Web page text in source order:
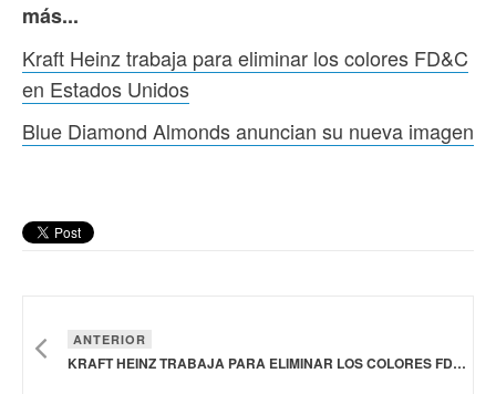
más...
Kraft Heinz trabaja para eliminar los colores FD&C
en Estados Unidos
Blue Diamond Almonds anuncian su nueva imagen
ANTERIOR
KRAFT HEINZ TRABAJA PARA ELIMINAR LOS COLORES FD&C EN ESTADOS UNIDOS